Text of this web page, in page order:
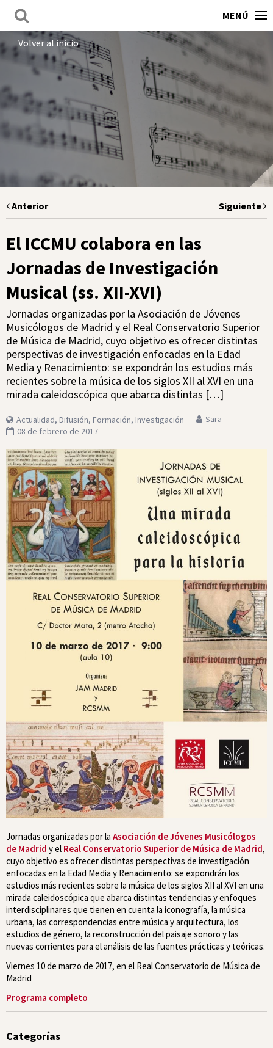
MENÚ
Volver al inicio
Anterior Siguiente
El ICCMU colabora en las
Jornadas de Investigación
Musical (ss. XII-XVI)
Jornadas organizadas por la Asociación de Jóvenes
Musicólogos de Madrid y el Real Conservatorio Superior
de Música de Madrid, cuyo objetivo es ofrecer distintas
perspectivas de investigación enfocadas en la Edad
Media y Renacimiento: se expondrán los estudios más
recientes sobre la música de los siglos XII al XVI en una
mirada caleidoscópica que abarca distintas […]
Actualidad, Difusión, Formación, Investigación
Sara
08 de febrero de 2017
Jornadas organizadas por la Asociación de Jóvenes Musicólogos
de Madrid y el Real Conservatorio Superior de Música de Madrid,
cuyo objetivo es ofrecer distintas perspectivas de investigación
enfocadas en la Edad Media y Renacimiento: se expondrán los
estudios más recientes sobre la música de los siglos XII al XVI en una
mirada caleidoscópica que abarca distintas tendencias y enfoques
interdisciplinares que tienen en cuenta la iconografía, la música
urbana, las correspondencias entre música y arquitectura, los
estudios de género, la reconstrucción del paisaje sonoro y las
nuevas corrientes para el análisis de las fuentes prácticas y teóricas.
Viernes 10 de marzo de 2017, en el Real Conservatorio de Música de
Madrid
Programa completo
Categorías